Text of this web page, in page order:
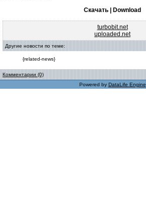
Скачать | Download
turbobit.net
uploaded.net
Другие новости по теме:
{related-news}
Комментарии (0)
Powered by DataLife Engine